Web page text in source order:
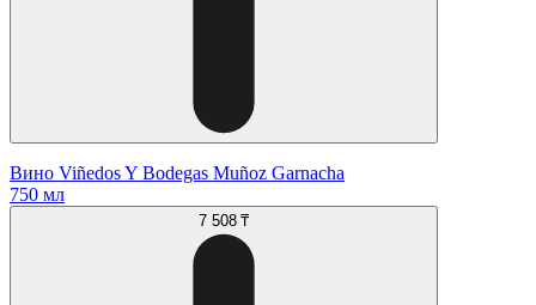
Вино Viñedos Y Bodegas Muñoz Garnacha
750 мл
7 508 ₸